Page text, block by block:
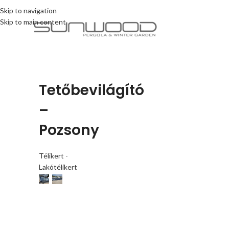
Skip to navigation
Skip to main content
Tetőbevilágító
–
Pozsony
Télikert -
Lakótélikert